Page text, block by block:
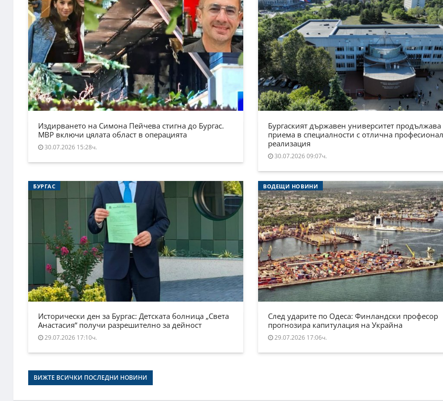
Издирването на Симона Пейчева стигна до Бургас.
МВР включи цялата област в операцията
30.07.2026 15:28ч.
Бургаският държавен университет продължава
приема в специалности с отлична
реализация
30.07.2026 09:07ч.
БУРГАС
Исторически ден за Бургас: Детската болница „Света
Анастасия“ получи разрешително за дейност
29.07.2026 17:10ч.
ВОДЕЩИ НОВИНИ
След ударите по Одеса: Финландски професор
прогнозира капитулация на Украйна
29.07.2026 17:06ч.
ВИЖТЕ ВСИЧКИ ПОСЛЕДНИ НОВИНИ